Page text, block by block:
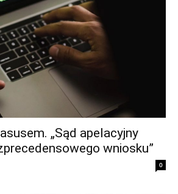
„Sąd apelacyjny
wniosku”
0